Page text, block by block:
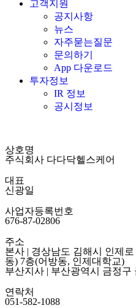
고객지원
공지사항
뉴스
자주묻는질문
문의하기
App 다운로드
투자정보
IR 정보
공시정보
상호명
주식회사 다다닥헬스케어
대표
신광일
사업자등록번호
676-87-02806
주소
본사 | 경상남도 김해시 인제
동) 7층(어방동, 인제대학교)
부산지사 | 부산광역시 금정구
연락처
051-582-1088